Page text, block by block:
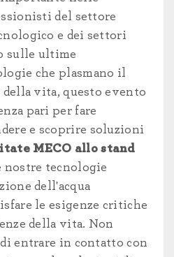
del settore
e dei settori
sulle ultime
che plasmano il
vita, questo evento
pari per fare
e scoprire soluzioni
MECO allo stand
nostre tecnologie
dell'acqua
le esigenze critiche
della vita. Non
entrare in contatto con